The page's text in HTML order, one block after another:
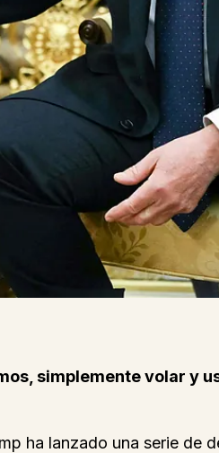
simplemente volar y
ha lanzado una serie de